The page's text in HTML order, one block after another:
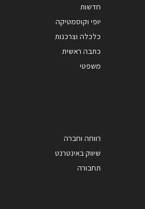
חדשות
יופי וקוסמטיקה
כלכלה וצרכנות
כתבה ראשית
משפטי
רווחה וחברה
שיווק באינטרנט
תחבורה